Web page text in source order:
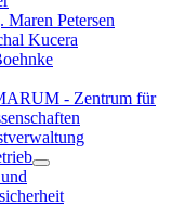
Petersen
Kucera
- Zentrum für